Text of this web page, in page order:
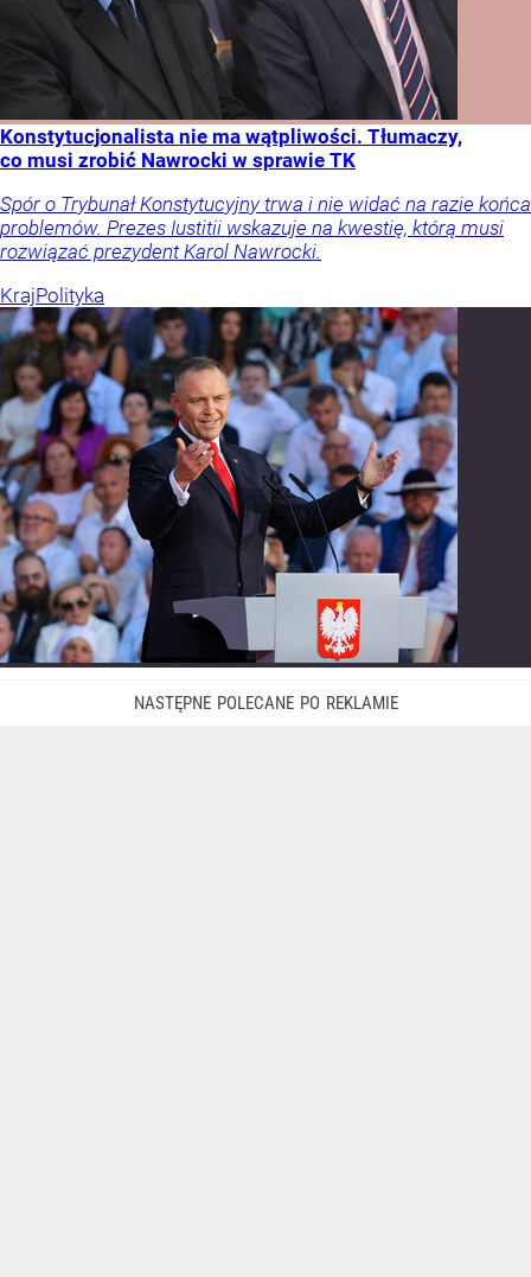
Konstytucjonalista nie ma wątpliwości. Tłumaczy,
co musi zrobić Nawrocki w sprawie TK
Spór o Trybunał Konstytucyjny trwa i nie widać na razie końca
problemów. Prezes Iustitii wskazuje na kwestię, którą musi
rozwiązać prezydent Karol Nawrocki.
KrajPolityka